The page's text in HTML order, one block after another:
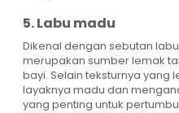
5. Labu madu
Dikenal dengan sebutan
merupakan sumber lemak
bayi. Selain teksturnya yang
layaknya madu dan
yang penting untuk